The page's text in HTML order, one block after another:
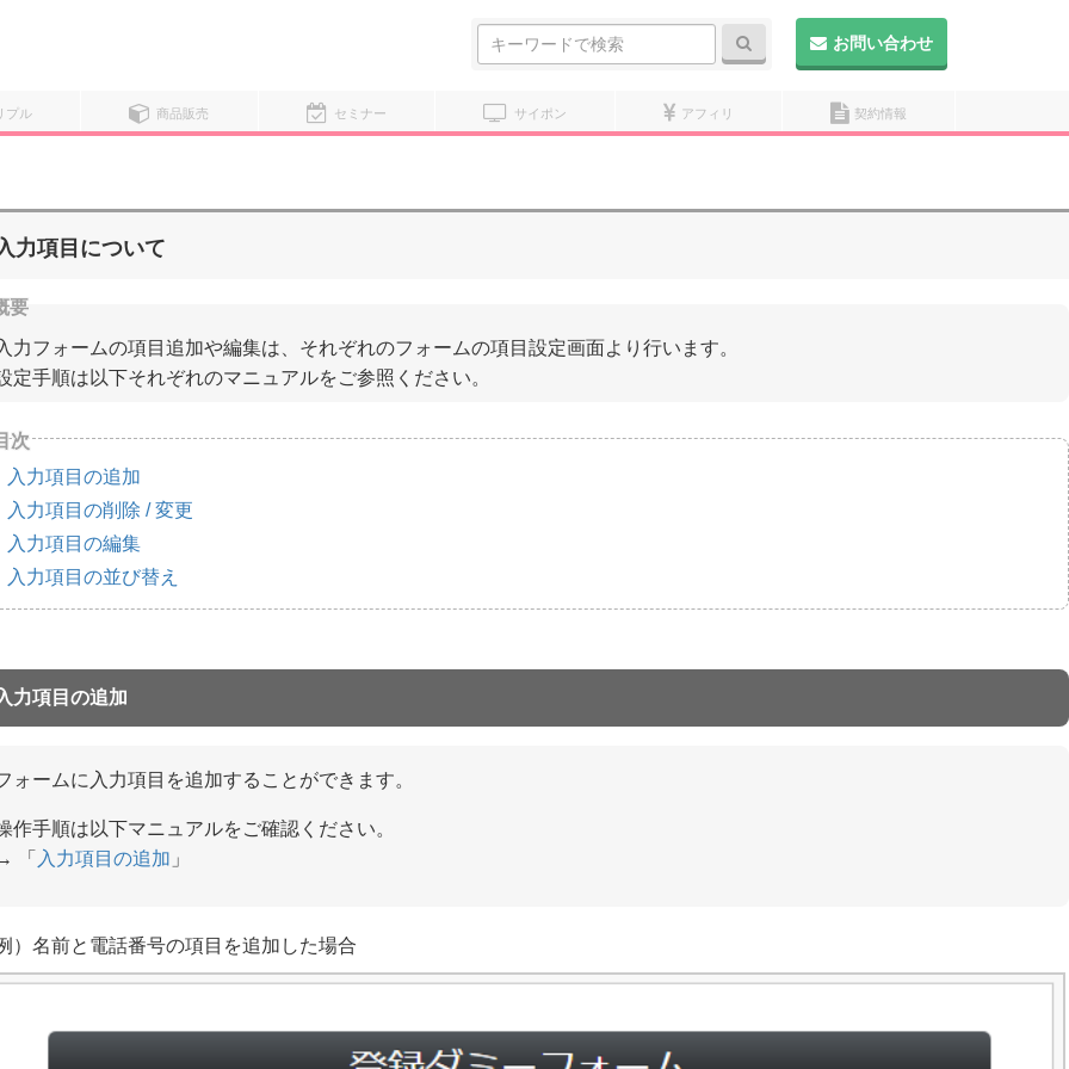
お問い合わせ
検
プル 商品販売 セミナー サイポン アフィリ 契約情報
力項目について
力フォームの項目追加や編集は、それぞれのフォームの項目設定画面より行います。
定手順は以下それぞれのマニュアルをご参照ください。
入力項目の追加
入力項目の削除 / 変更
入力項目の編集
入力項目の並び替え
力項目の追加
ォームに入力項目を追加することができます。
作手順は以下マニュアルをご確認ください。
「 入力項目の追加 」
）名前と電話番号の項目を追加した場合